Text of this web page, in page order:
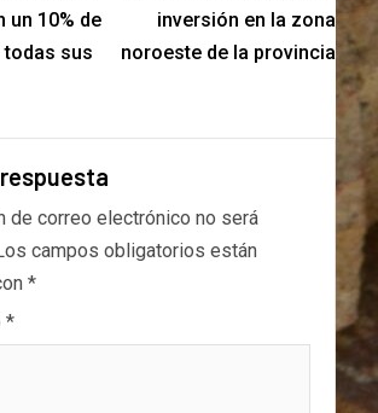
un 10% de
todas sus
inversión en la zona
noroeste de la provincia
de correo electrónico no será
campos obligatorios están
*
*